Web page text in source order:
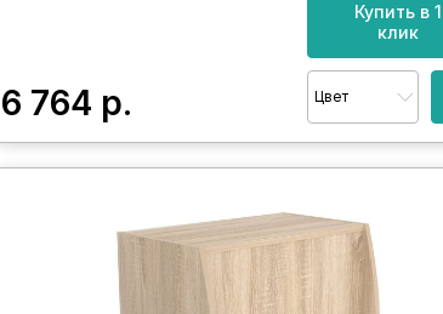
6 764 р.
Купить в 1
клик
Цвет